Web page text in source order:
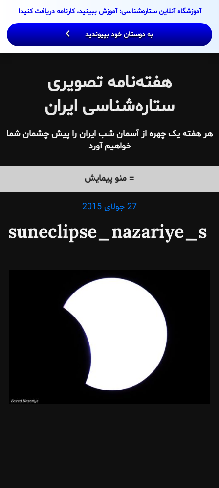
content
آموزشگاه آنلاین ستاره‌شناسی: آموزش ببینید، کارنامه دریافت کنید!
به دوستان خود بپیوندید
هفته‌نامه تصویری
ستاره‌شناسی ایران
هر هفته یک چهره از آسمان شب ایران را پیش چشمان شما
خواهیم آورد
≡ منو پیمایش
Posted
27 جولای 2015
suneclipse_nazariye_s